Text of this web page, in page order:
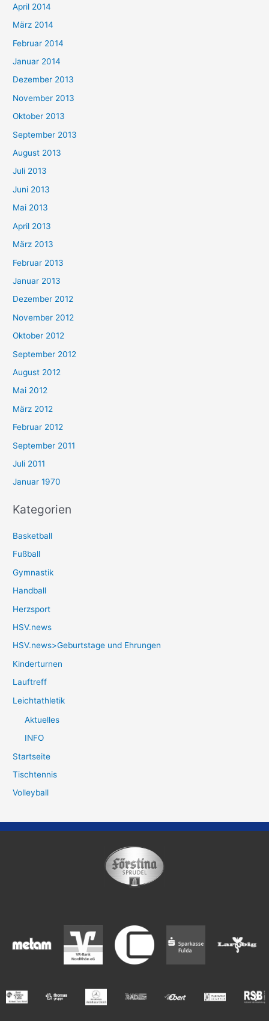
April 2014
März 2014
Februar 2014
Januar 2014
Dezember 2013
November 2013
Oktober 2013
September 2013
August 2013
Juli 2013
Juni 2013
Mai 2013
April 2013
März 2013
Februar 2013
Januar 2013
Dezember 2012
November 2012
Oktober 2012
September 2012
August 2012
Mai 2012
März 2012
Februar 2012
September 2011
Juli 2011
Januar 1970
Kategorien
Basketball
Fußball
Gymnastik
Handball
Herzsport
HSV.news
HSV.news>Geburtstage und Ehrungen
Kinderturnen
Lauftreff
Leichtathletik
Aktuelles
INFO
Startseite
Tischtennis
Volleyball